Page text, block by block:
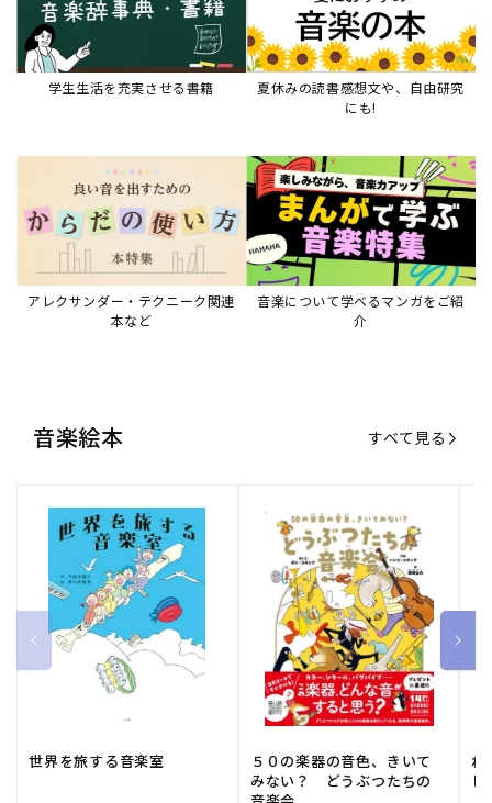
学生生活を充実させる書籍
夏休みの読書感想文や、自由研究
にも!
アレクサンダー・テクニーク関連
本など
音楽について学べるマンガをご紹
介
音楽絵本 すべて見る
世界を旅する音楽室
５０の楽器の音色、きいて
みない？ どうぶつたちの
ね